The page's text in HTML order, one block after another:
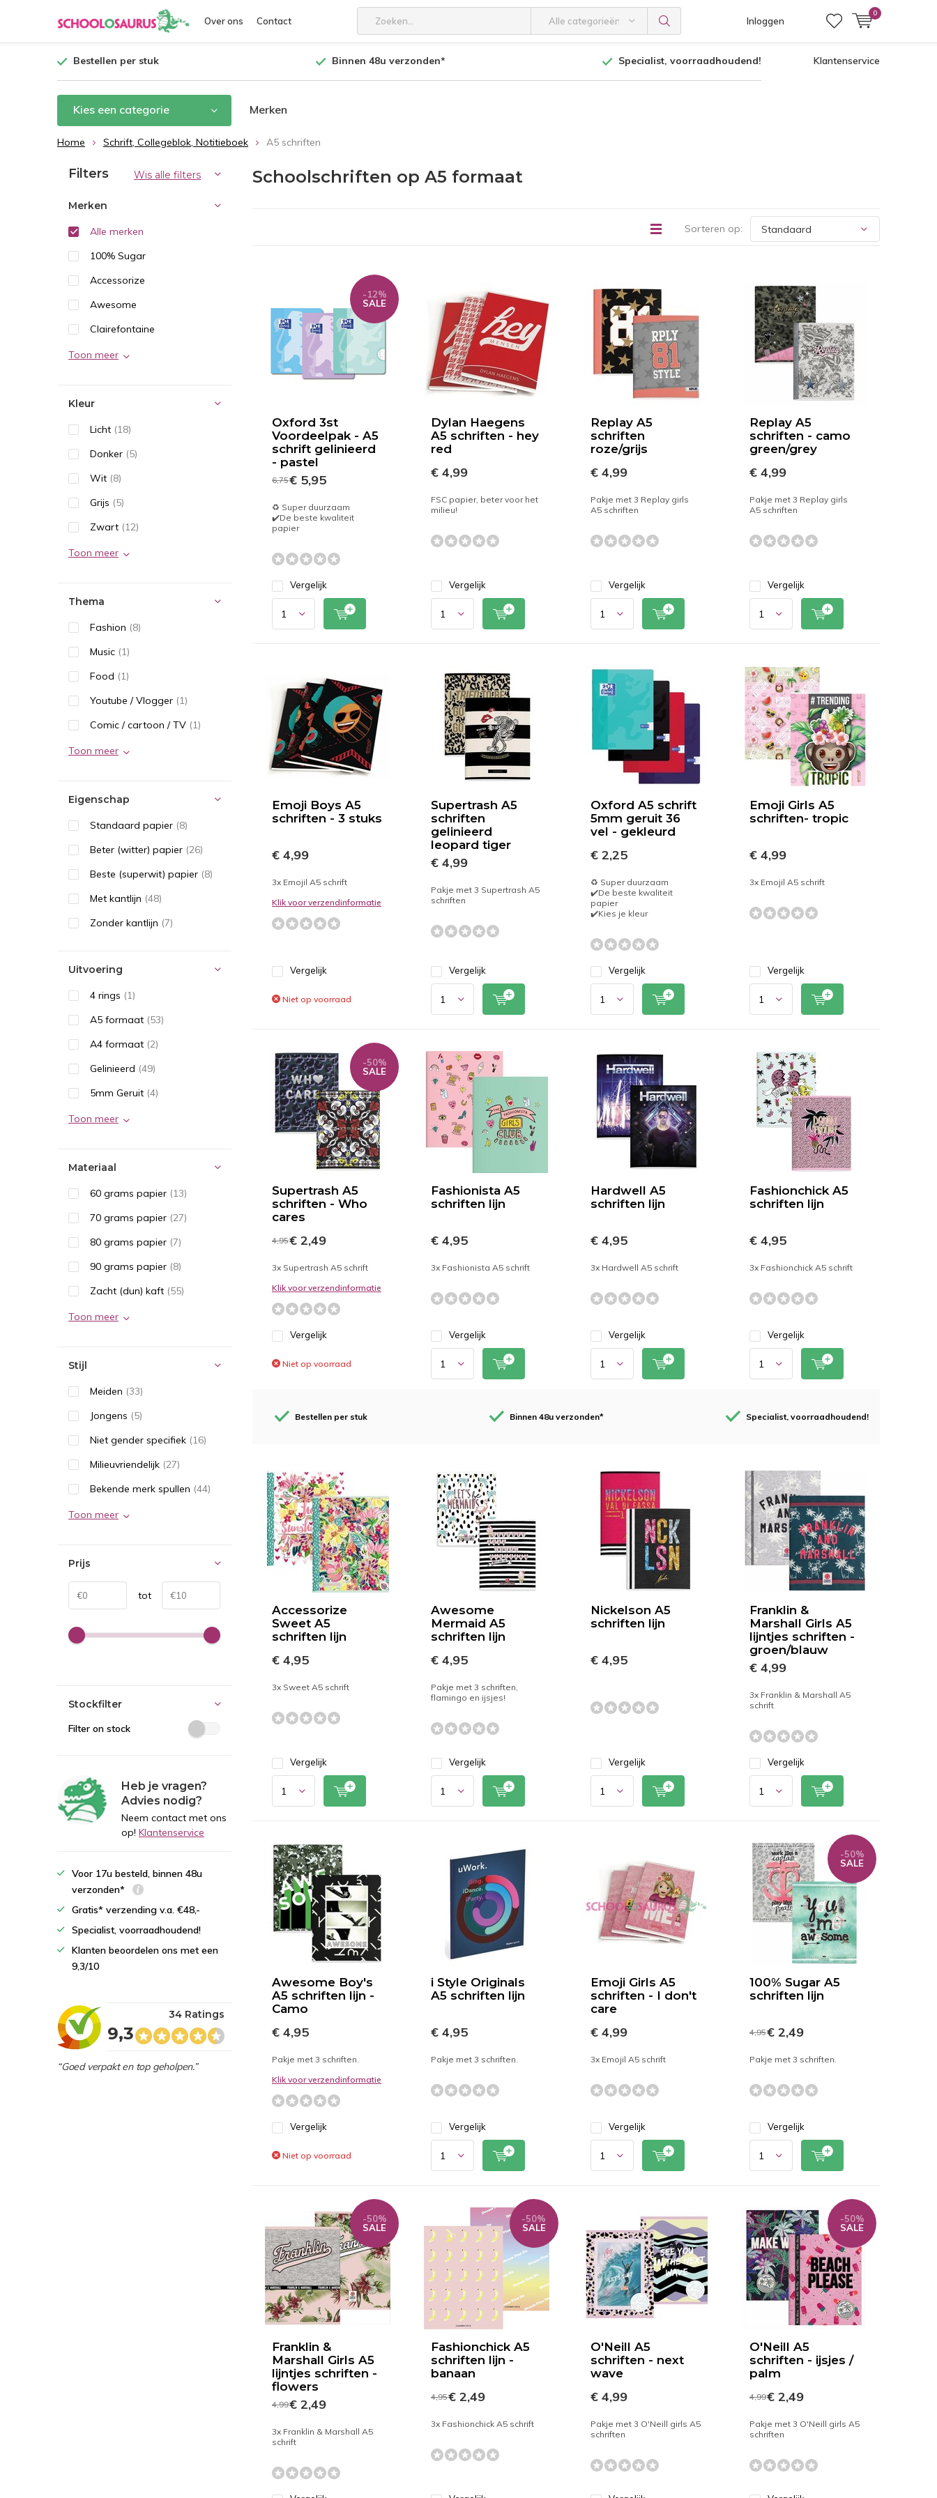
Over ons Contact Alle categorieën Inloggen
0
Bestellen per stuk Binnen 48u verzonden* Specialist, voorraadhoudend! Klantenservice
Kies een categorie Merken
Home Schrift, Collegeblok, Notitieboek A5 schriften
Schoolschriften op A5 formaat
Sorteren op:
Oxford 3st
Voordeelpak - A5
schrift gelinieerd
- pastel
-12%
SALE
6,75€ 5,95
♻️ Super duurzaam
✔️De beste kwaliteit
papier
Vergelijk
Dylan Haegens
A5 schriften - hey
red
€ 4,99
FSC papier, beter voor het
milieu!
Vergelijk
Replay A5
schriften
roze/grijs
€ 4,99
Pakje met 3 Replay girls
A5 schriften
Vergelijk
Replay A5
schriften - camo
green/grey
€ 4,99
Pakje met 3 Replay girls
A5 schriften
Vergelijk
Emoji Boys A5
schriften - 3 stuks
€ 4,99
3x Emojil A5 schrift
Klik voor verzendinformatie
Vergelijk
Niet op voorraad
Supertrash A5
schriften
gelinieerd
leopard tiger
€ 4,99
Pakje met 3 Supertrash A5
schriften
Vergelijk
Oxford A5 schrift
5mm geruit 36
vel - gekleurd
€ 2,25
♻️ Super duurzaam
✔️De beste kwaliteit
papier
✔️Kies je kleur
Vergelijk
Emoji Girls A5
schriften- tropic
€ 4,99
3x Emojil A5 schrift
Vergelijk
Supertrash A5
schriften - Who
cares
-50%
SALE
4,95€ 2,49
3x Supertrash A5 schrift
Klik voor verzendinformatie
Vergelijk
Niet op voorraad
Fashionista A5
schriften lijn
€ 4,95
3x Fashionista A5 schrift
Vergelijk
Hardwell A5
schriften lijn
€ 4,95
3x Hardwell A5 schrift
Vergelijk
Fashionchick A5
schriften lijn
€ 4,95
3x Fashionchick A5 schrift
Vergelijk
Bestellen per stuk Binnen 48u verzonden* Specialist, voorraadhoudend!
Accessorize
Sweet A5
schriften lijn
€ 4,95
3x Sweet A5 schrift
Vergelijk
Awesome
Mermaid A5
schriften lijn
€ 4,95
Pakje met 3 schriften,
flamingo en ijsjes!
Vergelijk
Nickelson A5
schriften lijn
€ 4,95
Vergelijk
Franklin &
Marshall Girls A5
lijntjes schriften -
groen/blauw
€ 4,99
3x Franklin & Marshall A5
schrift
Vergelijk
Awesome Boy's
A5 schriften lijn -
Camo
€ 4,95
Pakje met 3 schriften.
Klik voor verzendinformatie
Vergelijk
Niet op voorraad
i Style Originals
A5 schriften lijn
€ 4,95
Pakje met 3 schriften.
Vergelijk
Emoji Girls A5
schriften - I don't
care
€ 4,99
3x Emojil A5 schrift
Vergelijk
100% Sugar A5
schriften lijn
-50%
SALE
4,95€ 2,49
Pakje met 3 schriften.
Vergelijk
Franklin &
Marshall Girls A5
lijntjes schriften -
flowers
-50%
SALE
4,99€ 2,49
3x Franklin & Marshall A5
schrift
Fashionchick A5
schriften lijn -
banaan
-50%
SALE
4,95€ 2,49
3x Fashionchick A5 schrift
O'Neill A5
schriften - next
wave
€ 4,99
Pakje met 3 O'Neill girls A5
schriften
O'Neill A5
schriften - ijsjes /
palm
-50%
SALE
4,99€ 2,49
Pakje met 3 O'Neill girls A5
schriften
Filters Wis alle filters
Merken
Alle merken
100% Sugar
Accessorize
Awesome
Clairefontaine
Toon meer
Kleur
Licht (18)
Donker (5)
Wit (8)
Grijs (5)
Zwart (12)
Toon meer
Thema
Fashion (8)
Music (1)
Food (1)
Youtube / Vlogger (1)
Comic / cartoon / TV (1)
Toon meer
Eigenschap
Standaard papier (8)
Beter (witter) papier (26)
Beste (superwit) papier (8)
Met kantlijn (48)
Zonder kantlijn (7)
Uitvoering
4 rings (1)
A5 formaat (53)
A4 formaat (2)
Gelinieerd (49)
5mm Geruit (4)
Toon meer
Materiaal
60 grams papier (13)
70 grams papier (27)
80 grams papier (7)
90 grams papier (8)
Zacht (dun) kaft (55)
Toon meer
Stijl
Meiden (33)
Jongens (5)
Niet gender specifiek (16)
Milieuvriendelijk (27)
Bekende merk spullen (44)
Toon meer
Prijs
tot
Stockfilter
Filter on stock
Heb je vragen?
Advies nodig?
Neem contact met ons
op! Klantenservice
Voor 17u besteld, binnen 48u
verzonden*
Gratis* verzending v.a. €48,-
Specialist, voorraadhoudend!
Klanten beoordelen ons met een
9,3/10
9,3
34 Ratings
“Goed verpakt en top geholpen.”